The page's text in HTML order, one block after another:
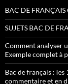
BAC DE FRANÇAIS
SUJETS BAC DE
Comment analyser
Exemple complet à
Bac de français :
commentaire et en